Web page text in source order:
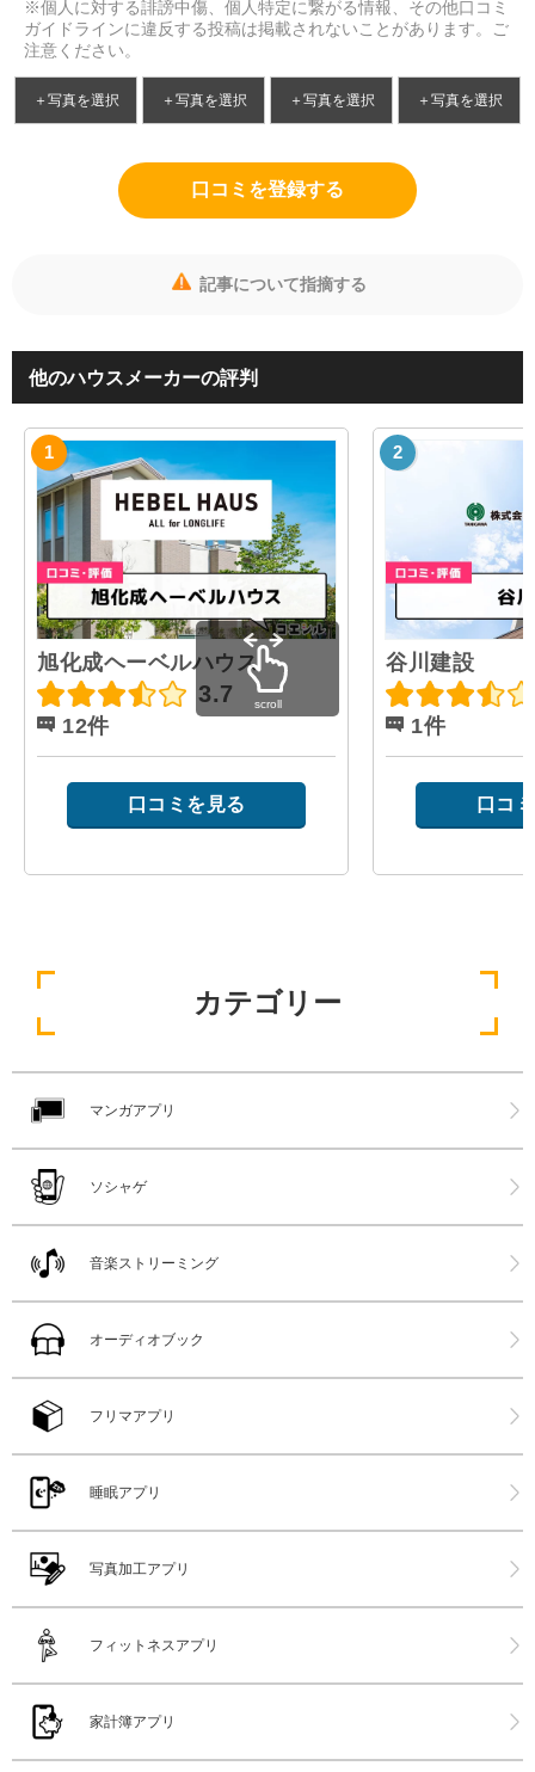
※個人に対する誹謗中傷、個人特定に繋がる情報、その他口コミ
ガイドラインに違反する投稿は掲載されないことがあります。ご
注意ください。
＋写真を選択 ＋写真を選択 ＋写真を選択 ＋写真を選択
口コミを登録する
記事について指摘する
他のハウスメーカーの評判
旭化成ヘーベルハウス
3.7
12件
口コミを見る
谷川建設
1件
口コ
scroll
カテゴリー
マンガアプリ
ソシャゲ
音楽ストリーミング
オーディオブック
フリマアプリ
睡眠アプリ
写真加工アプリ
フィットネスアプリ
家計簿アプリ